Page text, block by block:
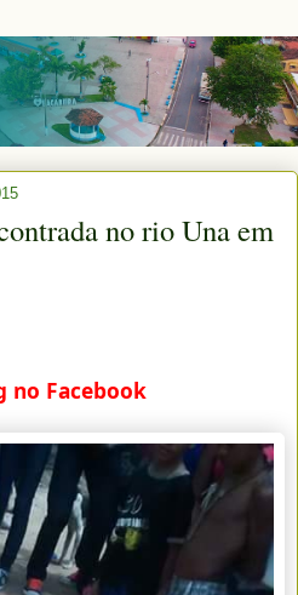
no rio Una em
no Facebook